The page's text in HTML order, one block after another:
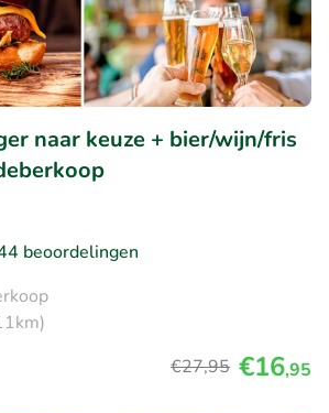
naar keuze + bier/wijn/fris
beoordelingen
€27,95 €16,95